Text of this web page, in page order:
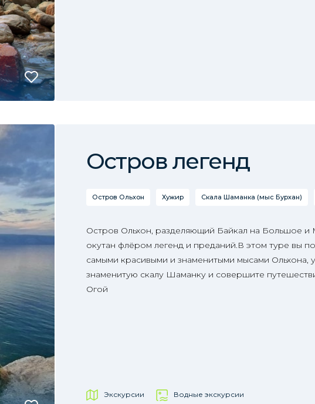
Остров легенд
Остров Ольхон Хужир Скала Шаманка (мыс Бурхан)
Остров Ольхон, разделяющий Байкал на Большое
окутан флёром легенд и преданий.В этом туре вы
самыми красивыми и знаменитыми мысами Ольхона,
знаменитую скалу Шаманку и совершите
Огой
Экскурсии Водные экскурсии